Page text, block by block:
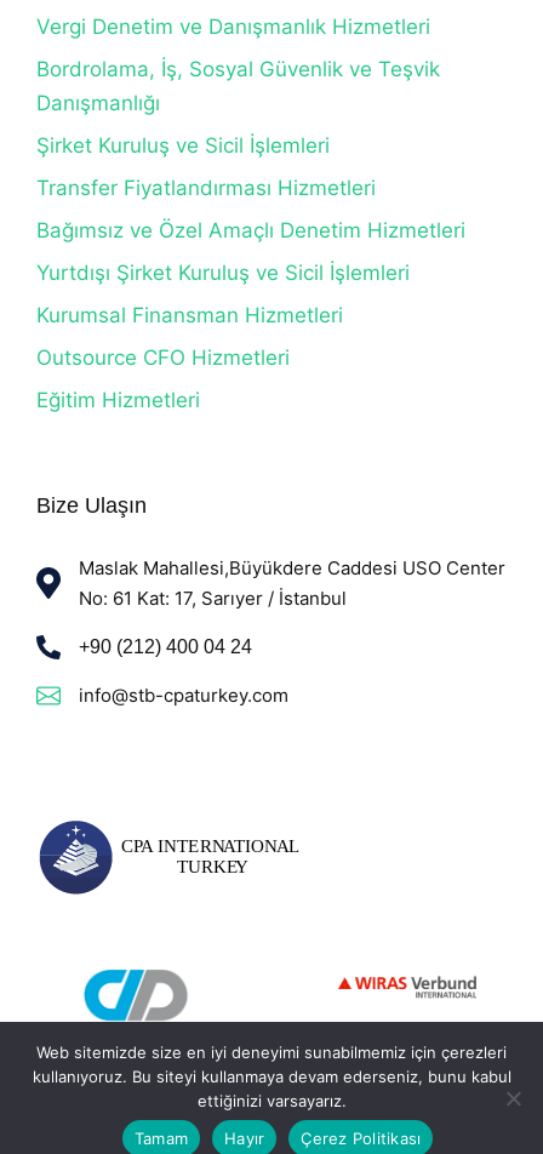
Vergi Denetim ve Danışmanlık Hizmetleri
Bordrolama, İş, Sosyal Güvenlik ve Teşvik
Danışmanlığı
Şirket Kuruluş ve Sicil İşlemleri
Transfer Fiyatlandırması Hizmetleri
Bağımsız ve Özel Amaçlı Denetim Hizmetleri
Yurtdışı Şirket Kuruluş ve Sicil İşlemleri
Kurumsal Finansman Hizmetleri
Outsource CFO Hizmetleri
Eğitim Hizmetleri
Bize Ulaşın
Maslak Mahallesi,Büyükdere Caddesi USO Center
No: 61 Kat: 17, Sarıyer / İstanbul
+90 (212) 400 04 24
info@stb-cpaturkey.com
© 2026 - STB CPA International Turkey. Tüm Hakları Saklıdır.
Web sitemizde size en iyi deneyimi sunabilmemiz için çerezleri
kullanıyoruz. Bu siteyi kullanmaya devam ederseniz, bunu kabul
ettiğinizi varsayarız.
Tamam
Hayır Çerez Politikası